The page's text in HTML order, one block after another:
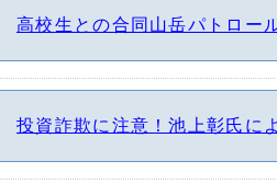
高校生との合同山岳パトロー
投資詐欺に注意！池上彰氏に